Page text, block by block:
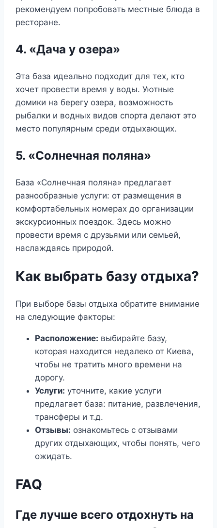
рекомендуем попробовать местные блюда в
ресторане.
4. «Дача у озера»
Эта база идеально подходит для тех, кто
хочет провести время у воды. Уютные
домики на берегу озера, возможность
рыбалки и водных видов спорта делают это
место популярным среди отдыхающих.
5. «Солнечная поляна»
База «Солнечная поляна» предлагает
разнообразные услуги: от размещения в
комфортабельных номерах до организации
экскурсионных поездок. Здесь можно
провести время с друзьями или семьей,
наслаждаясь природой.
Как выбрать базу отдыха?
При выборе базы отдыха обратите внимание
на следующие факторы:
Расположение: выбирайте базу,
которая находится недалеко от Киева,
чтобы не тратить много времени на
дорогу.
Услуги: уточните, какие услуги
предлагает база: питание, развлечения,
трансферы и т.д.
Отзывы: ознакомьтесь с отзывами
других отдыхающих, чтобы понять, чего
ожидать.
FAQ
Где лучше всего отдохнуть на